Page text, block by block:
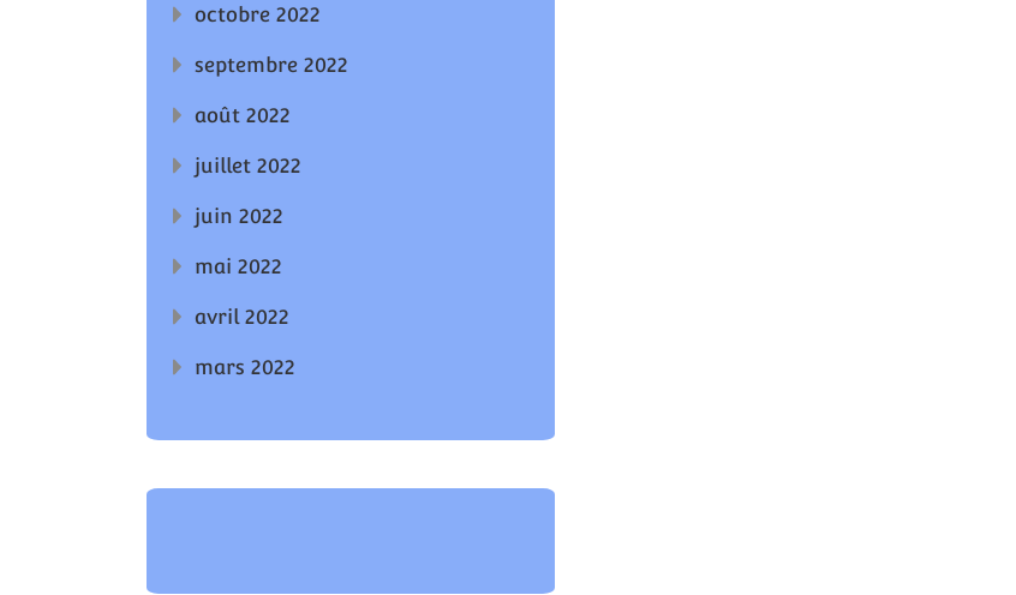
octobre 2022
septembre 2022
août 2022
juillet 2022
juin 2022
mai 2022
avril 2022
mars 2022